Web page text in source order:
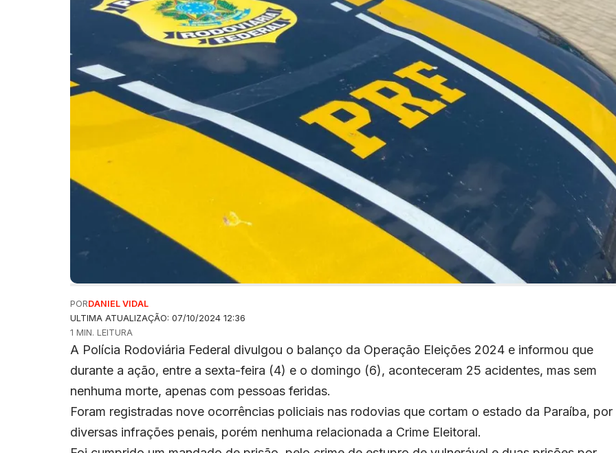
ULTIMA ATUALIZAÇÃO: 07/10/2024 12:36
PORDANIEL VIDAL
1 MIN. LEITURA
A Polícia Rodoviária Federal divulgou o balanço da Operação Eleições 2024 e informou que
durante a ação, entre a sexta-feira (4) e o domingo (6), aconteceram 25 acidentes, mas sem
nenhuma morte, apenas com pessoas feridas.
Foram registradas nove ocorrências policiais nas rodovias que cortam o estado da Paraíba, por
diversas infrações penais, porém nenhuma relacionada a Crime Eleitoral.